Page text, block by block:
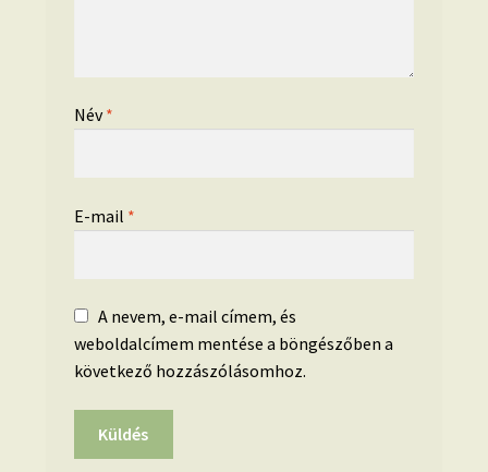
Név*
E-mail *
A nevem, e-mail címem, és
weboldalcímem mentése a böngészőben a
következő hozzászólásomhoz.